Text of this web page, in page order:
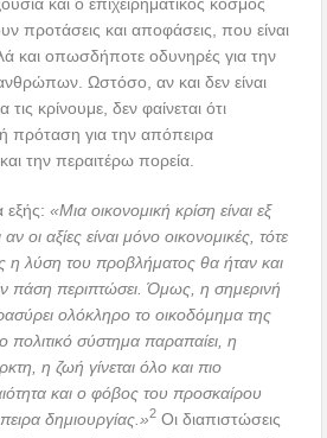
προτάσεις και αποφάσεις, που είναι
και οπωσδήποτε οδυνηρές για την
Ωστόσο, αν και δεν είναι
κρίνουμε, δεν φαίνεται ότι
πρόταση για την απόπειρα
την περαιτέρω πορεία.
εξής:«Μια οικονομική κρίση είναι εξ
οι αξίες είναι μόνο οικονομικές, τότε
η λύση του προβλήματος θα ήταν και
πάση περιπτώσει. Όμως, η σημερινή
ολόκληρο το οικοδόμημα της
σύστημα παραπαίει, η
η ζωή γίνεται όλο και πιο
και ο φόβος του προσκαίρου
δημιουργίας.»2 Οι διαπιστώσεις